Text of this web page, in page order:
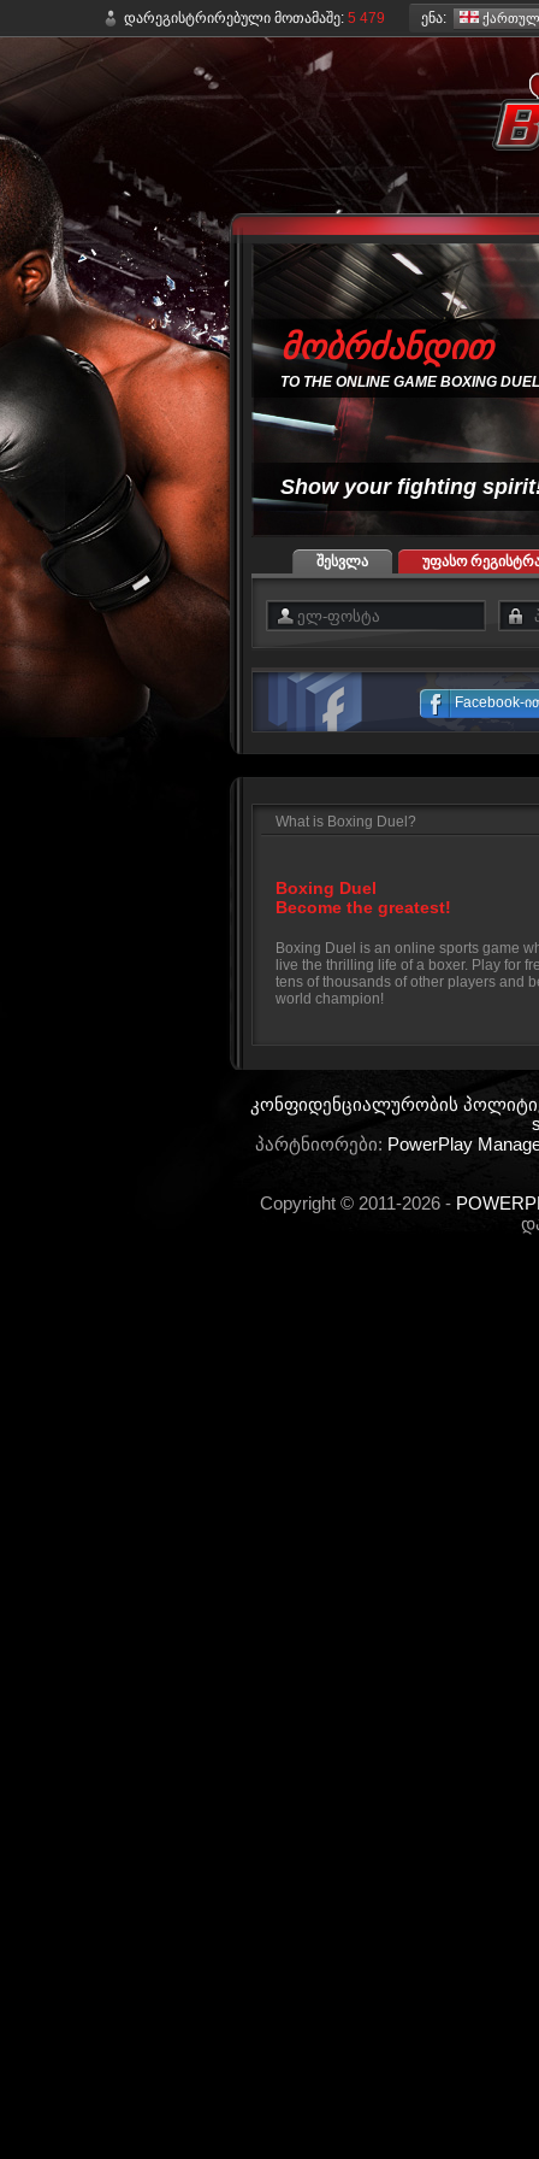
დარეგისტრირებული მოთამაშე: 5 479 ენა:
მობრძანდით
TO THE ONLINE GAME BOXING DUEL
Show your fighting
შესვლა უფასო
Facebook-
What is Boxing Duel?
Boxing Duel
Become the greatest!
Boxing Duel is an online sports game
live the thrilling life of a boxer. Play for
tens of thousands of other players and
world champion!
კონფიდენციალურობის
პარტნიორები: PowerPlay
Copyright © 2011-2026 -